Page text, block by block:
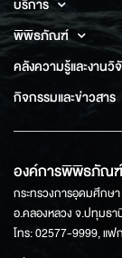
บริการ
พิพิธภัณฑ์
คลังความรู้และงานวิ
กิจกรรมและข่าวสาร
องค์การพิพิธภัณ
กระทรวงการอุดมศึกษ
อ.คลองหลวง จ.ปทุมธ
โทร: 02577-9999, แ